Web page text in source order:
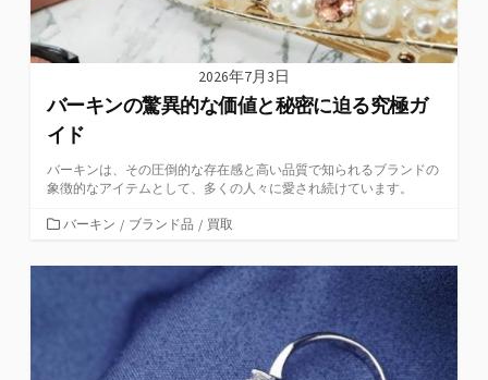
2026年7月3日
バーキンの驚異的な価値と秘密に迫る究極ガ
イド
バーキンは、その圧倒的な存在感と高い品質で知られるブランドの
象徴的なアイテムとして、多くの人々に愛され続けています。
カ
ゴ
バーキン / ブランド品 / 買取